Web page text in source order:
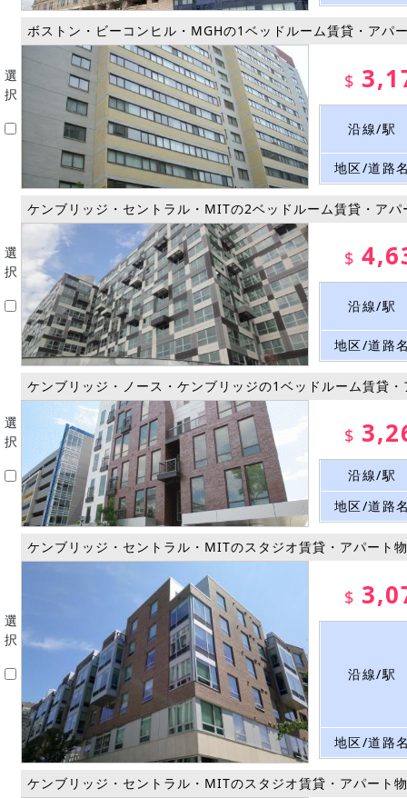
選
択
ボストン・ビーコンヒル・MGHの1ベッドルーム賃貸・アパ
$
沿線/駅
地区/道路
選
択
ケンブリッジ・セントラル・MITの2ベッドルーム賃貸・アパ
$
沿線/駅
地区/道路
選
択
ケンブリッジ・ノース・ケンブリッジの1ベッドルーム賃貸
$
沿線/駅
地区/道路
選
択
ケンブリッジ・セントラル・MITのスタジオ賃貸・アパート
$
沿線/駅
地区/道路
ケンブリッジ・セントラル・MITのスタジオ賃貸・アパート